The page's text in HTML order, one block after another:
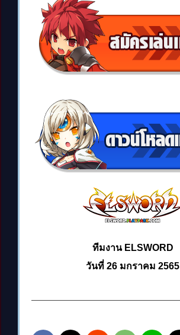
ทีมงาน ELSWORD
วันที่ 26 มกราคม 2565